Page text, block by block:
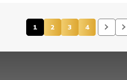
Página actual
1 Página
2 Página
3 Página
4